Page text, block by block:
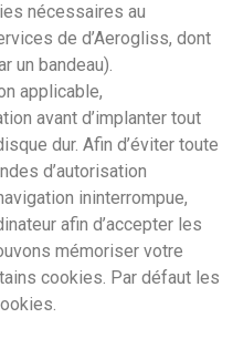
nécessaires au
de d’Aerogliss, dont
un bandeau).
applicable,
avant d’implanter tout
dur. Afin d’éviter toute
d’autorisation
ininterrompue,
afin d’accepter les
mémoriser votre
cookies. Par défaut les